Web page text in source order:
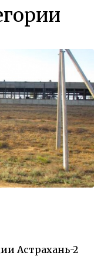
Астрахань-2